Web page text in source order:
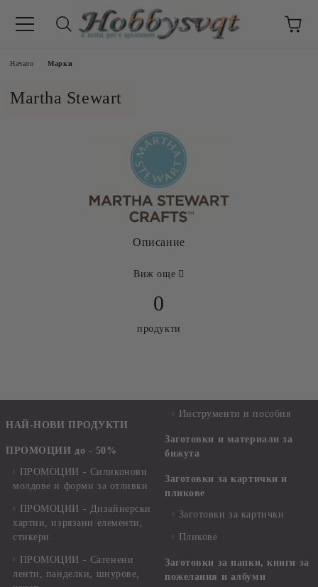
Начало Марки
Martha Stewart
Описание
Виж още
0
продукти
НАЙ-НОВИ ПРОДУКТИ
ПРОМОЦИИ до - 50%
ПРОМОЦИИ - Силиконови
молдове и форми за отливки
ПРОМОЦИИ - Дизайнерски
хартии, изрязани елементи,
стикери
ПРОМОЦИИ - Сатенени
ленти, панделки, шнурове,
Инструменти и пособия
Заготовки и материали за
бижута
Заготовки за картички и
пликове
Заготовки за картички
Пликове
Заготовки за папки, книги за
пожелания и албуми